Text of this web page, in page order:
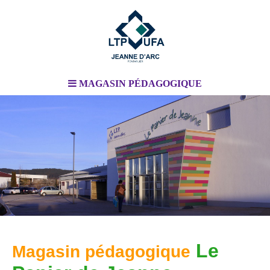
MAGASIN PÉDAGOGIQUE
.
.
Magasin pédagogique Le